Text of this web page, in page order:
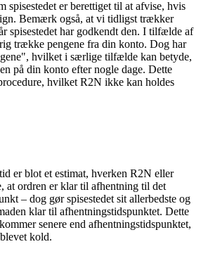
spisestedet er berettiget til at afvise, hvis
Bemærk også, at vi tidligst trækker
spisestedet har godkendt den. I tilfælde af
trække pengene fra din konto. Dog har
hvilket i særlige tilfælde kan betyde,
på din konto efter nogle dage. Dette
hvilket R2N ikke kan holdes
er blot et estimat, hverken R2N eller
at ordren er klar til afhentning til det
– dog gør spisestedet sit allerbedste og
klar til afhentningstidspunktet. Dette
senere end afhentningstidspunktet,
kold.